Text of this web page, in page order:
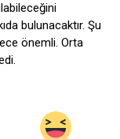
bulunacaktır. Şu
önemli. Orta